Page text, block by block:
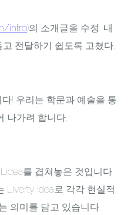
intro)의 소개글을 수정. 내
전달하기 쉽도록 고쳤다.
! 우리는 학문과 예술을 통
나가려 합니다.
를 겹쳐놓은 것입니다.
Liverty idea로 각각 현실적
의미를 담고 있습니다.